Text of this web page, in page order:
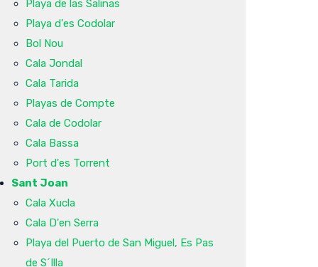
Playa de las Salinas
Playa d'es Codolar
Bol Nou
Cala Jondal
Cala Tarida
Playas de Compte
Cala de Codolar
Cala Bassa
Port d'es Torrent
Sant Joan
Cala Xucla
Cala D'en Serra
Playa del Puerto de San Miguel, Es Pas
de S´Illa